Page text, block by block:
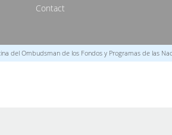
Contact
del Ombudsman de los Fondos y Programas de las